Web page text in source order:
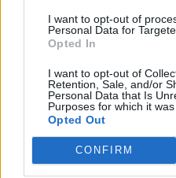
I want to opt-out of
Personal Data for
Opted In
I want to opt-out of
Retention, Sale, and/or
Personal Data that Is
Purposes for which it was
Opted Out
CONFIRM
Vaddisznó
metróba,
majd kilőtték –